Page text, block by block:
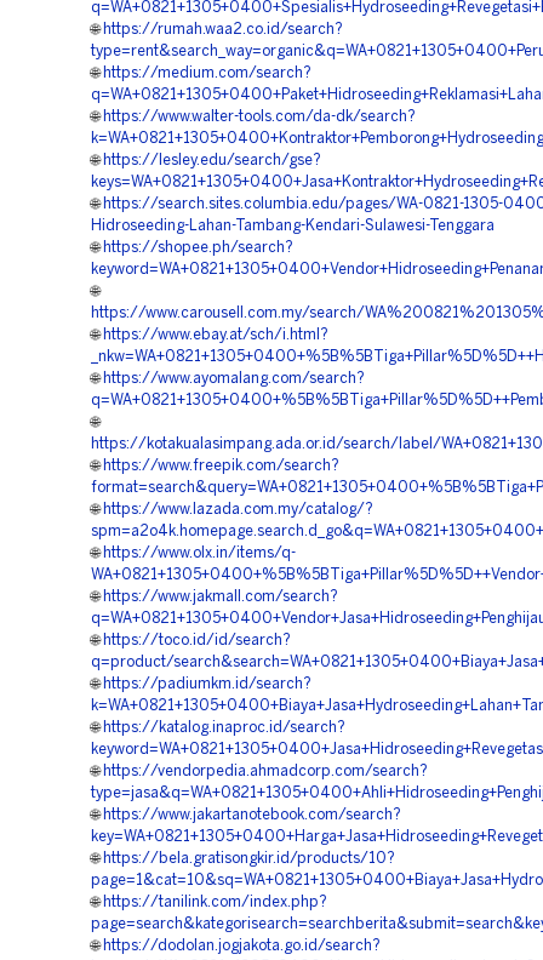
🌐 https://rumah.waa2.co.id/search?
🌐 https://medium.com/search?
🌐 https://www.walter-tools.com/da-dk/search?
🌐 https://lesley.edu/search/gse?
🌐 https://search.sites.columbia.edu/pages/WA-0821-1305-
Hidroseeding-Lahan-Tambang-Kendari-Sulawesi-Tenggara
🌐 https://shopee.ph/search?
🌐
https://www.carousell.com.my/search/
🌐 https://www.ebay.at/sch/i.html?
🌐 https://www.ayomalang.com/search?
🌐
https://kotakualasimpang.ada.or.id/search/label/
🌐 https://www.freepik.com/search?
🌐 https://www.lazada.com.my/catalog/?
🌐 https://www.olx.in/items/q-
🌐 https://www.jakmall.com/search?
🌐 https://toco.id/id/search?
q=product/
🌐 https://padiumkm.id/search?
🌐 https://katalog.inaproc.id/search?
🌐 https://vendorpedia.ahmadcorp.com/search?
🌐 https://www.jakartanotebook.com/search?
🌐 https://bela.gratisongkir.id/products/10?
🌐 https://tanilink.com/index.php?
🌐 https://dodolan.jogjakota.go.id/search?